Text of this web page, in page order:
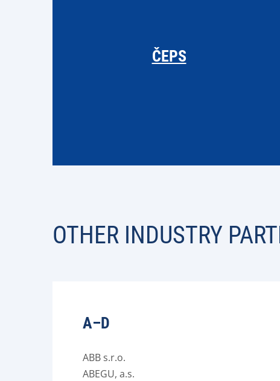
ČEPS
OTHER INDUSTRY
A–D
ABB s.r.o.
ABEGU, a.s.